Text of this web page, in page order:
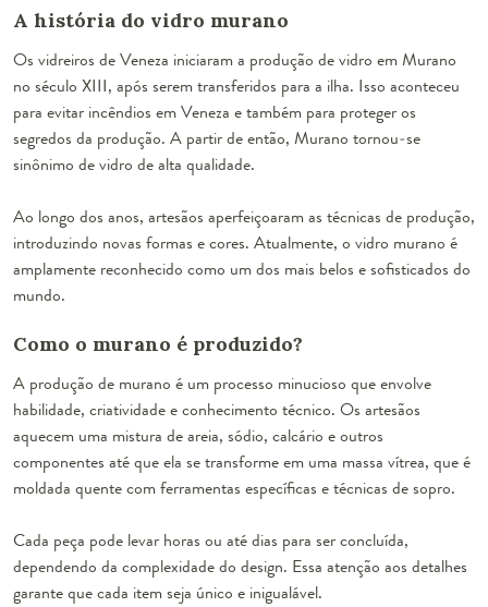
A história do vidro murano
Os vidreiros de Veneza iniciaram a produção de vidro em Murano
no século XIII, após serem transferidos para a ilha. Isso aconteceu
para evitar incêndios em Veneza e também para proteger os
segredos da produção. A partir de então, Murano tornou-se
sinônimo de vidro de alta qualidade.
Ao longo dos anos, artesãos aperfeiçoaram as técnicas de produção,
introduzindo novas formas e cores. Atualmente, o vidro murano é
amplamente reconhecido como um dos mais belos e sofisticados do
mundo.
Como o murano é produzido?
A produção de murano é um processo minucioso que envolve
habilidade, criatividade e conhecimento técnico. Os artesãos
aquecem uma mistura de areia, sódio, calcário e outros
componentes até que ela se transforme em uma massa vítrea, que é
moldada quente com ferramentas específicas e técnicas de sopro.
Cada peça pode levar horas ou até dias para ser concluída,
dependendo da complexidade do design. Essa atenção aos detalhes
garante que cada item seja único e inigualável.